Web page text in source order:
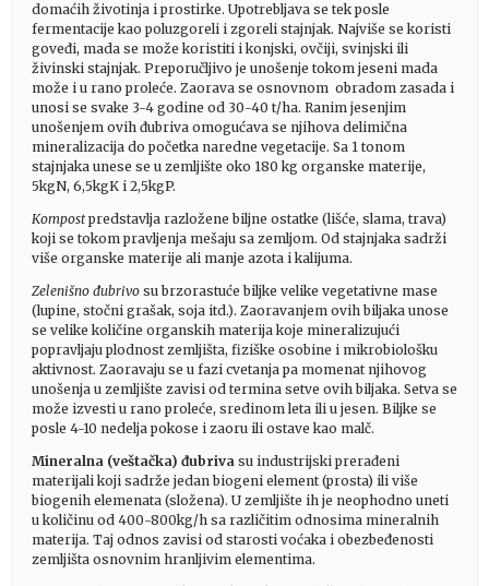
domaćih životinja i prostirke. Upotrebljava se tek posle
fermentacije kao poluzgoreli i zgoreli stajnjak. Najviše se koristi
goveđi, mada se može koristiti i konjski, ovčiji, svinjski ili
živinski stajnjak. Preporučljivo je unošenje tokom jeseni mada
može i u rano proleće. Zaorava se osnovnom obradom zasada i
unosi se svake 3-4 godine od 30-40 t/ha. Ranim jesenjim
unošenjem ovih đubriva omogućava se njihova delimična
mineralizacija do početka naredne vegetacije. Sa 1 tonom
stajnjaka unese se u zemljište oko 180 kg organske materije,
5kgN, 6,5kgK i 2,5kgP.
Kompost predstavlja razložene biljne ostatke (lišće, slama, trava)
koji se tokom pravljenja mešaju sa zemljom. Od stajnjaka sadrži
više organske materije ali manje azota i kalijuma.
Zelenišno đubrivo su brzorastuće biljke velike vegetativne mase
(lupine, stočni grašak, soja itd.). Zaoravanjem ovih biljaka unose
se velike količine organskih materija koje mineralizujući
popravljaju plodnost zemljišta, fiziške osobine i mikrobiološku
aktivnost. Zaoravaju se u fazi cvetanja pa momenat njihovog
unošenja u zemljište zavisi od termina setve ovih biljaka. Setva se
može izvesti u rano proleće, sredinom leta ili u jesen. Biljke se
posle 4-10 nedelja pokose i zaoru ili ostave kao malč.
Mineralna (veštačka) đubriva su industrijski prerađeni
materijali koji sadrže jedan biogeni element (prosta) ili više
biogenih elemenata (složena). U zemljište ih je neophodno uneti
u količinu od 400-800kg/h sa različitim odnosima mineralnih
materija. Taj odnos zavisi od starosti voćaka i obezbeđenosti
zemljišta osnovnim hranljivim elementima.